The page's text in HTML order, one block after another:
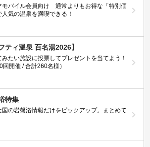
モバイル会員向け 通常よりもお得な「特別価
人気の温泉を満喫できる！
ティ温泉 百名湯2026】
みたい施設に投票してプレゼントを当てよう！
回開催 / 合計260名様）
特集
国の岩盤浴情報だけをピックアップ。まとめて